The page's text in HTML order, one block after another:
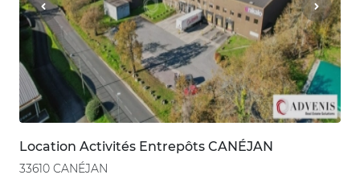
Location Activités Entrepôts CANÉJAN
33610 CANÉJAN